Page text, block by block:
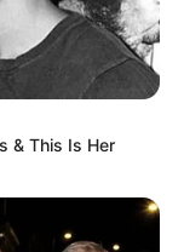
& This Is Her